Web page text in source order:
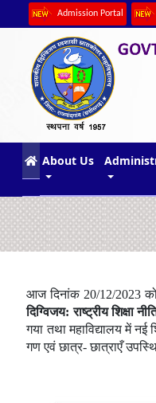
Admission Portal
(current)
About Us
आज दिनांक 20/12/2023 को
दिग्विजय: राष्ट्रीय शिक्षा
गया तथा महाविद्यालय में
गण एवं छात्र- छात्राएँ